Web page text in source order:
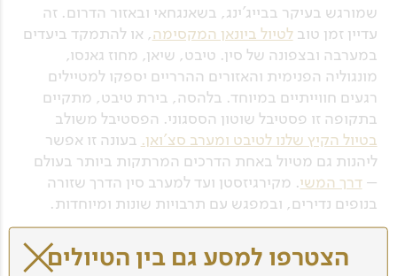
שמורגש בעיקר בבייג'ינג, בשאנגחאי ובאזור הדרום. זה
עדיין זמן טובלטיול ביונאן המקסימה, או להתמקד ביעדים
במערבה ובצפונה של סין. טיבט, שיאן, מחוז גאנסו,
מונגוליה הפנימית והאזורים ההרריים יספקו למטיילים
רגעים חווייתיים במיוחד. בלהסה, בירת טיבט, מתקיים
בתקופה זו פסטיבל שוטון הססגוני. הפסטיבל משולב
בטיול הקיץ שלנו לטיבט ומערב סצ'ואן. בעונה זו אפשר
ליהנות גם מטיול באחת הדרכים המרתקות ביותר בעולם
–דרך המשי. מקירגיזסטן ועד למערב סין הדרך שזורה
בנופים נדירים, ובמפגש עם תרבויות שונות ומיוחדות.
החורף – טיול מסוג אחר
הצטרפו למסע גם בין הטיולים